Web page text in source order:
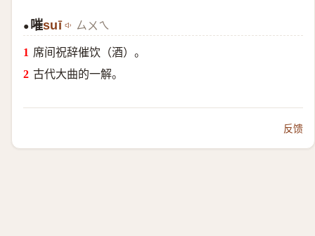
● 嗺suī ㄙㄨㄟ
席间祝辞催饮（酒）。
古代大曲的一解。
反馈